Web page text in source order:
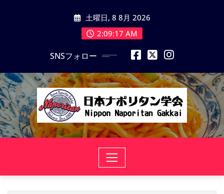
に
ス
キ
ッ
プ
土曜日, 8 8月 2026
2:09:17 AM
SNSフォロー